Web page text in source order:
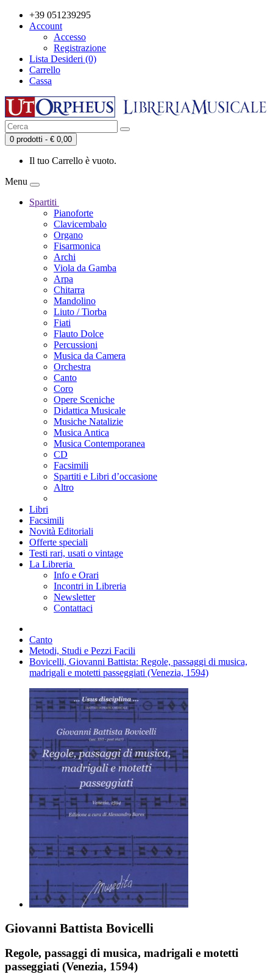
+39 051239295
Account
Accesso
Registrazione
Lista Desideri (0)
Carrello
Cassa
0 prodotti - € 0,00
Il tuo Carrello è vuoto.
Menu
Spartiti
Pianoforte
Clavicembalo
Organo
Fisarmonica
Archi
Viola da Gamba
Arpa
Chitarra
Mandolino
Liuto / Tiorba
Fiati
Flauto Dolce
Percussioni
Musica da Camera
Orchestra
Canto
Coro
Opere Sceniche
Didattica Musicale
Musiche Natalizie
Musica Antica
Musica Contemporanea
CD
Facsimili
Spartiti e Libri d’occasione
Altro
Libri
Facsimili
Novità Editoriali
Offerte speciali
Testi rari, usati o vintage
La Libreria
Info e Orari
Incontri in Libreria
Newsletter
Contattaci
Canto
Metodi, Studi e Pezzi Facili
Bovicelli, Giovanni Battista: Regole, passaggi di musica,
madrigali e motetti passeggiati (Venezia, 1594)
Giovanni Battista Bovicelli
Regole, passaggi di musica, madrigali e motetti
passeggiati (Venezia, 1594)